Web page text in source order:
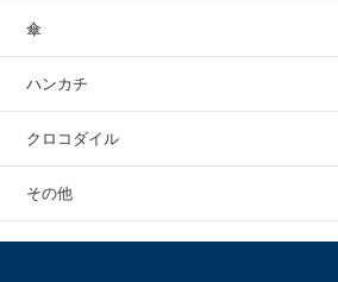
傘
ハンカチ
クロコダイル
その他